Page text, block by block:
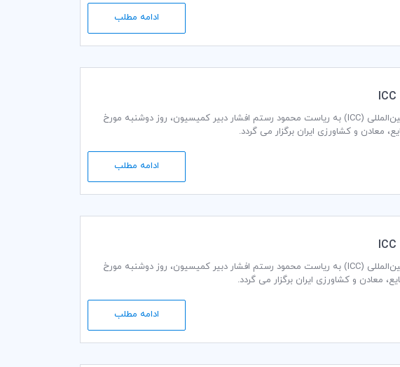
ادامه مطلب
جلسه کمیسیون تسهیلات گمرکی و تجاری کمیته ایرانی اتاق بازرگانی بین‌المللی (ICC) به ریاست محمود رستم افشار دبير كمیسيون، روز دوشنبه مورخ
ادامه مطلب
جلسه کمیسیون تسهیلات گمرکی و تجاری کمیته ایرانی اتاق بازرگانی بین‌المللی (ICC) به ریاست محمود رستم افشار دبير كمیسيون، روز دوشنبه مورخ
ادامه مطلب